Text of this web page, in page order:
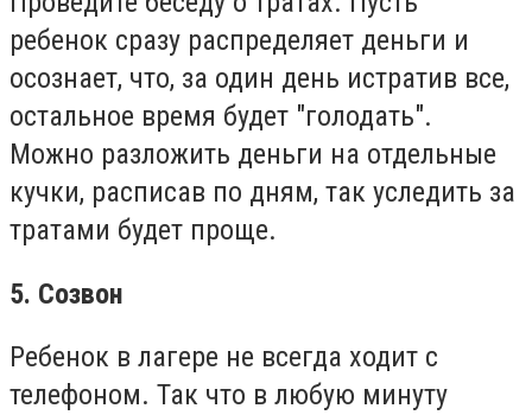
ребенок сразу распределяет деньги и
осознает, что, за один день истратив все,
остальное время будет "голодать".
Можно разложить деньги на отдельные
кучки, расписав по дням, так уследить за
тратами будет проще.
5. Созвон
Ребенок в лагере не всегда ходит с
телефоном. Так что в любую минуту